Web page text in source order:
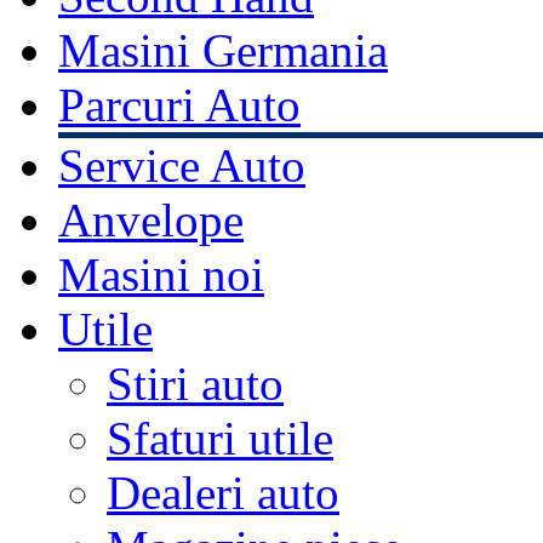
Masini Germania
Parcuri Auto
Service Auto
Anvelope
Masini noi
Utile
Stiri auto
Sfaturi utile
Dealeri auto